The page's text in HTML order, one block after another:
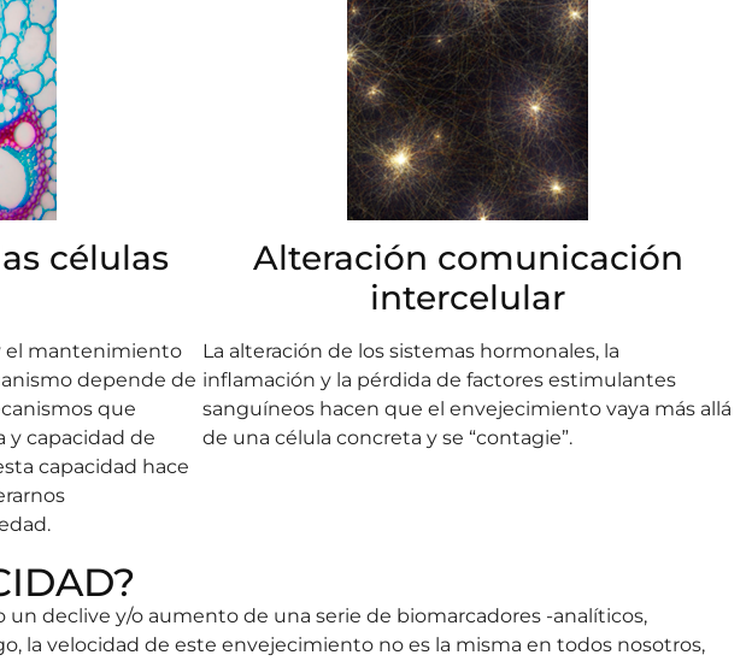
células
el mantenimiento
depende de
que
y capacidad de
capacidad hace
Alteración comunicación
intercelular
La alteración de los sistemas hormonales, la
inflamación y la pérdida de factores estimulantes
sanguíneos hacen que el envejecimiento vaya más allá
de una célula concreta y se “contagie”.
declive y/o aumento de una serie de biomarcadores -analíticos,
la velocidad de este envejecimiento no es la misma en todos nosotros,